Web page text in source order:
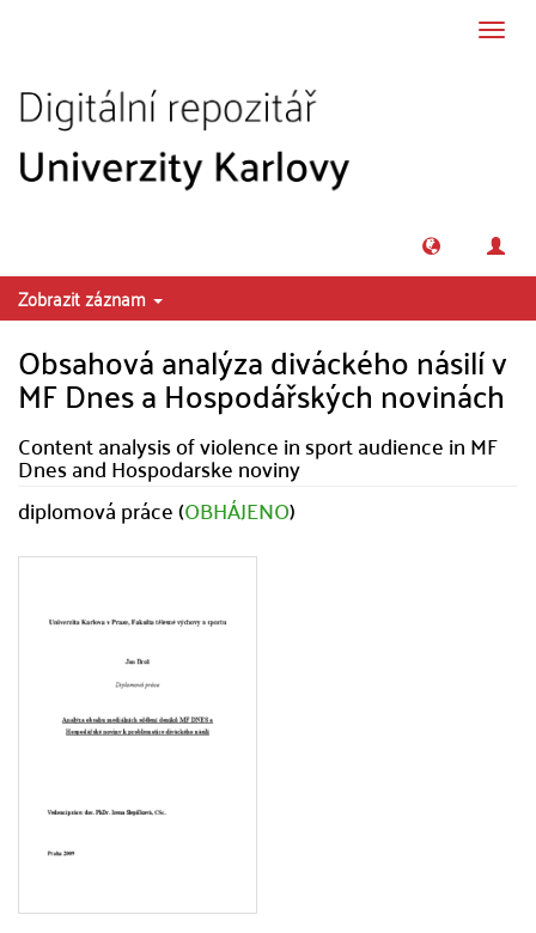
Zobrazit záznam
Obsahová analýza diváckého násilí v
MF Dnes a Hospodářských novinách
Content analysis of violence in sport audience in MF
Dnes and Hospodarske noviny
diplomová práce (OBHÁJENO)